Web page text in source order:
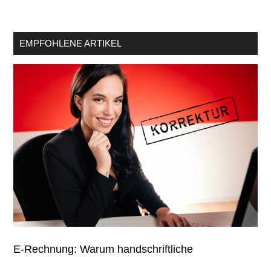
EMPFOHLENE ARTIKEL
E-Rechnung: Warum handschriftliche